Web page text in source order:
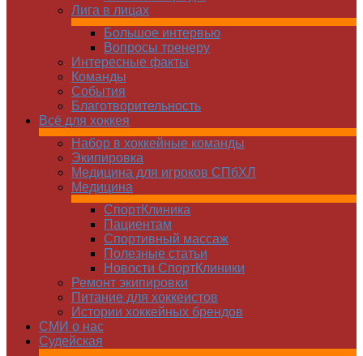
Лига в лицах
Большое интервью
Вопросы тренеру
Интересные факты
Команды
Cобытия
Благотворительность
Всё для хоккея
Набор в хоккейные команды
Экипировка
Медицина для игроков СПбХЛ
Медицина
СпортКлиника
Пациентам
Спортивный массаж
Полезные статьи
Новости СпортКлиники
Ремонт экипировки
Питание для хоккеистов
Истории хоккейных брендов
СМИ о нас
Судейская